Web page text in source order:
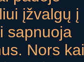
įžvalgų į
sapnuoja
Nors kai